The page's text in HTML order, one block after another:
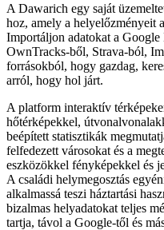
A Dawarich egy saját
hoz, amely a helyelőzményeit
Importáljon adatokat a
OwnTracks-ből, Strava-ból,
forrásokból, hogy gazdag,
arról, hogy hol járt.
A platform interaktív
hőtérképekkel,
beépített statisztikák
felfedezett városokat és a
eszközökkel fényképekkel és
A családi helymegosztás
alkalmassá teszi háztartási
bizalmas helyadatokat teljes
tartja, távol a Google-től és